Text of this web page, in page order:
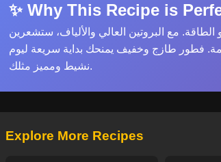
✨ Why This Recipe is
مع البروتين العالي والألياف، ستشعرين
فطور طازج وخفيف يمنحك بداية سريعة ليوم
نشيط ومميز مثلك.
Explore More Recipes